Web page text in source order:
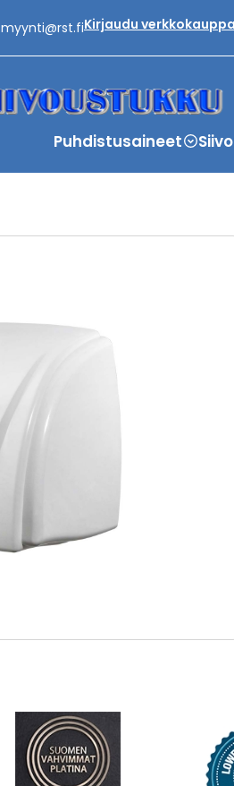
myynti@rst.fiKirjaudu
Puhdistusaineet